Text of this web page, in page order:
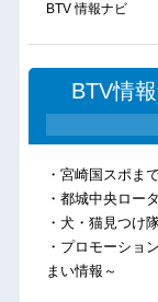
BTV 情報ナビ
BTV情
・宮崎国スポま
・都城中央ロー
・犬・猫見つけ
・プロモーシ
まい情報～